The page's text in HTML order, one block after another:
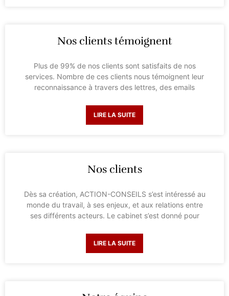
Nos clients témoignent
Plus de 99% de nos clients sont satisfaits de nos
services. Nombre de ces clients nous témoignent leur
reconnaissance à travers des lettres, des emails
LIRE LA SUITE
Nos clients
Dès sa création, ACTION-CONSEILS s’est intéressé au
monde du travail, à ses enjeux, et aux relations entre
ses différents acteurs. Le cabinet s’est donné pour
LIRE LA SUITE